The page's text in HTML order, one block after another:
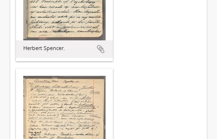
Herbert Spencer.